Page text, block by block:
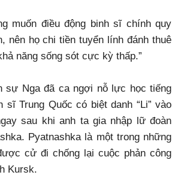
muốn điều động binh sĩ chính quy
nên họ chi tiền tuyển lính đánh thuê
năng sống sót cực kỳ thấp.”
sự Nga đã ca ngợi nỗ lực học tiếng
sĩ Trung Quốc có biệt danh “Li” vào
sau khi anh ta gia nhập lữ đoàn
Pyatnashka là một trong những
cử đi chống lại cuộc phản công
Kursk.